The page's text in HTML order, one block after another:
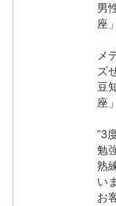
男
座
メ
ズ
豆
座
”3
勉
熟
い
お